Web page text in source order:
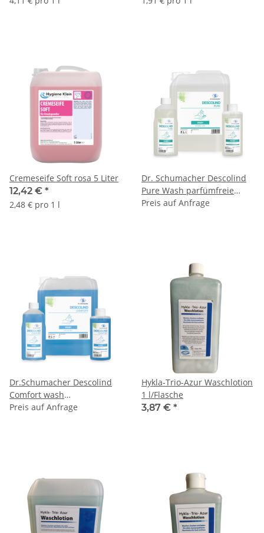
Cremeseife Soft rosa 5 Liter
12,42 € *
2,48 € pro 1 l
Dr. Schumacher Descolind
Pure Wash parfümfreie
Waschlotion für sensible
Preis auf Anfrage
Dr.Schumacher Descolind
Comfort wash
parfümhaltige Waschlotion -
Preis auf Anfrage
Hykla-Trio-Azur Waschlotion
1 l/Flasche
3,87 € *